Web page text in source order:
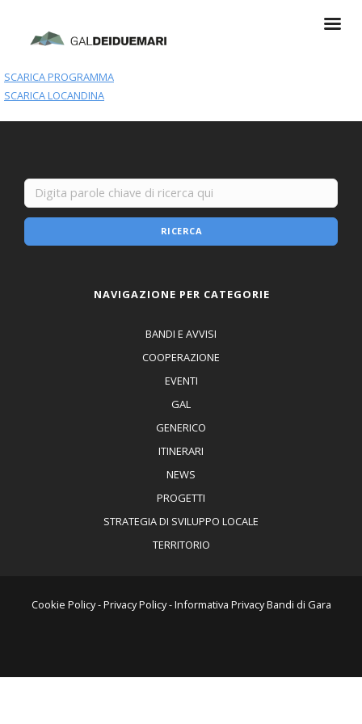
SCARICA PROGRAMMA
SCARICA LOCANDINA
RICERCA
NAVIGAZIONE PER CATEGORIE
BANDI E AVVISI
COOPERAZIONE
EVENTI
GAL
GENERICO
ITINERARI
NEWS
PROGETTI
STRATEGIA DI SVILUPPO LOCALE
TERRITORIO
Cookie Policy-Privacy Policy-Informativa Privacy Bandi di Gara